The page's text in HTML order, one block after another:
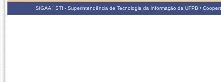
SIGAA | STI - Superintendência de Tecnologia da Informação da UFPB /